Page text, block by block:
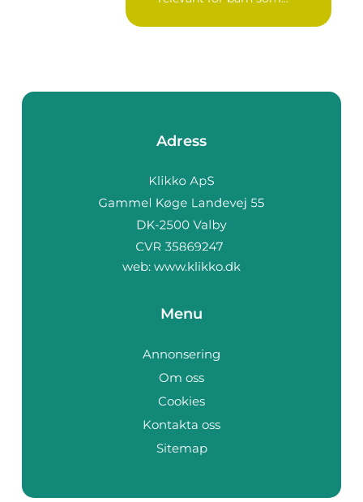
Adress
web: www.klikko.dk
Menu
Annonsering
Om oss
Cookies
Kontakta oss
Sitemap